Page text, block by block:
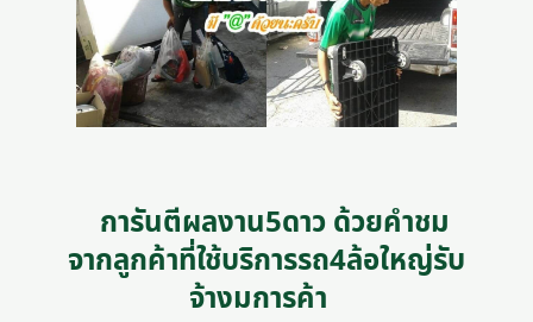
การันตีผลงาน5ดาว ด้วยคำชม
จากลูกค้าที่ใช้บริการรถ4ล้อใหญ่รับ
จ้างมการค้า